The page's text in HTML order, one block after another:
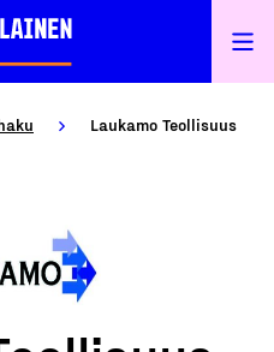
Laukamo Teollisuus